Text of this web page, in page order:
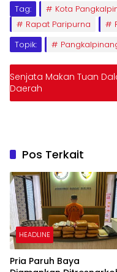
Tag: Kota
Rapat Paripurna
Topik:
Senjata Makan Tuan
Daerah
Pos Terkait
HEADLINE
Pria Paruh Baya